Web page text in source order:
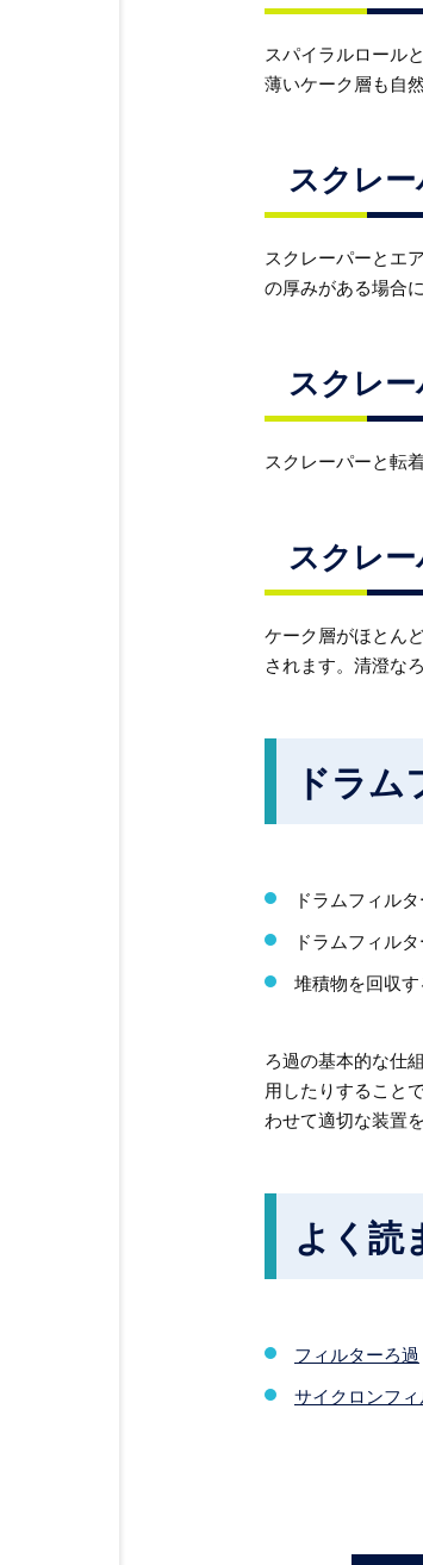
スパイラルロール
薄いケーク層も自
スクレ
スクレーパーとエ
の厚みがある場合
スクレ
スクレーパーと転
スクレ
ケーク層がほとん
されます。清澄な
ドラ
ドラムフィル
ドラムフィル
堆積物を回収
ろ過の基本的な仕
用したりすること
わせて適切な装置
よく読
フィルターろ過
サイクロンフ